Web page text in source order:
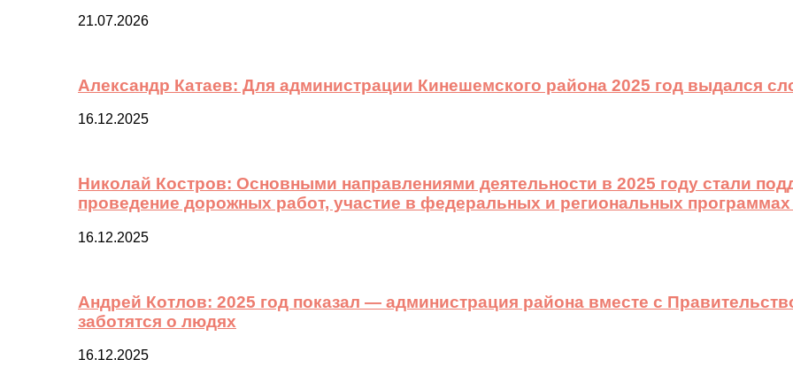
21.07.2026
Александр Катаев: Для администрации Кинешемского района 2025 год выдался
16.12.2025
Николай Костров: Основными направлениями деятельности в 2025 году стали
проведение дорожных работ, участие в федеральных и региональных программах
16.12.2025
Андрей Котлов: 2025 год показал — администрация района вместе с
заботятся о людях
16.12.2025